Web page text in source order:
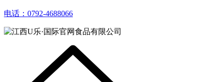
电话：0792-4688066